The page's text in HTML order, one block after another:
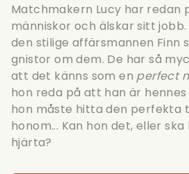
Matchmakern Lucy har redan
människor och älskar sitt
den stilige affärsmannen Finn
gnistor om dem. De har så
att det känns som en perfect
hon reda på att han är
hon måste hitta den perfekta
honom... Kan hon det, eller
hjärta?